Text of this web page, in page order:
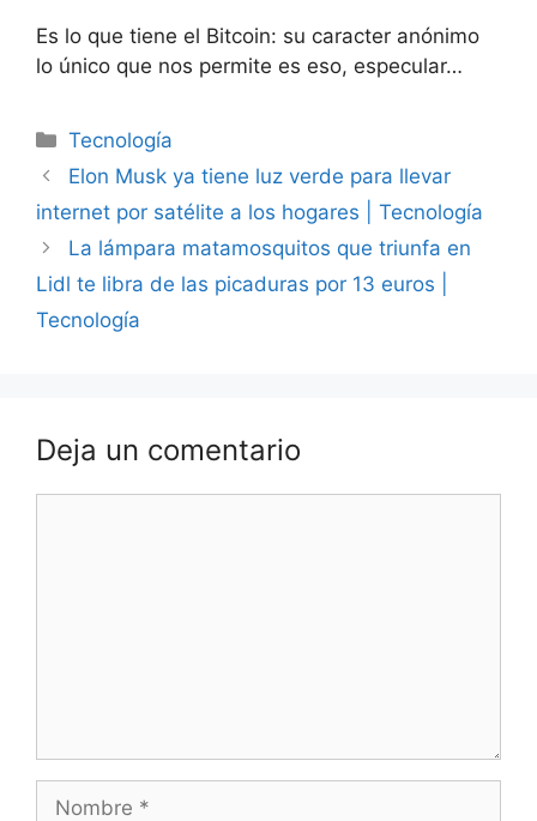
Es lo que tiene el Bitcoin: su caracter anónimo
lo único que nos permite es eso, especular…
Categorías
Tecnología
Elon Musk ya tiene luz verde para llevar
internet por satélite a los hogares | Tecnología
La lámpara matamosquitos que triunfa en
Lidl te libra de las picaduras por 13 euros |
Tecnología
Deja un comentario